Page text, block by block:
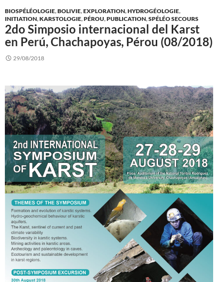
BIOSPÉLÉOLOGIE,BOLIVIE,EXPLORATION,HYDROGÉOLOGIE,
INITIATION,KARSTOLOGIE,PÉROU,PUBLICATION,SPÉLÉO SECOURS
2do Simposio internacional del Karst
en Perú, Chachapoyas, Pérou (08/2018)
29/08/2018